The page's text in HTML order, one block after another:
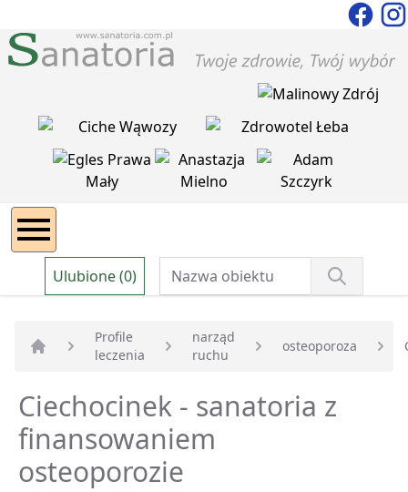
Ulubione (0)
Strona główna
Profile
leczenia
narząd
ruchu
osteoporoza
Ciechocinek - sanatoria z
finansowaniem
osteoporozie